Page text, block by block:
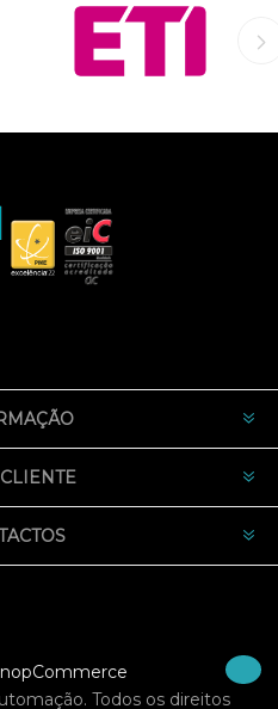
nopCommerce
Todos os direitos